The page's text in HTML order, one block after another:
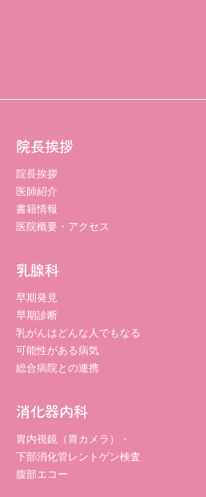
院長挨拶
院長挨拶
医師紹介
書籍情報
医院概要・アクセス
乳腺科
早期発見
早期診断
乳がんはどんな人でもなる
可能性がある病気
総合病院との連携
消化器内科
胃内視鏡（胃カメラ）・
下部消化管レントゲン検査
腹部エコー